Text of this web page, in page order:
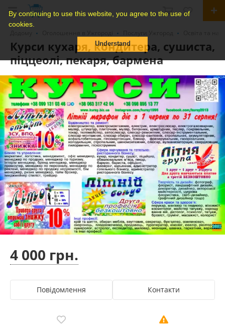
By continuing to use this website, you agree to the use of
cookies.
Understand
Курси кухаря, кондитера, сушиста,
піццеолі, пекаря, бармена
4 000 грн.
Повідомлення Контакти